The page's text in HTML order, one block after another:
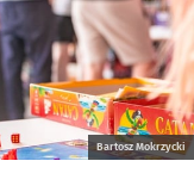
Bartosz Mokrzycki